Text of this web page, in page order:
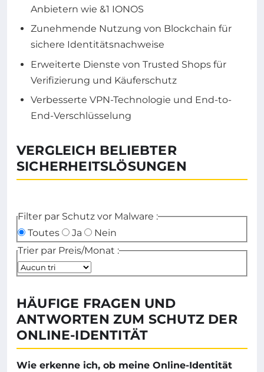
Anbietern wie &1 IONOS
Zunehmende Nutzung von Blockchain für
sichere Identitätsnachweise
Erweiterte Dienste von Trusted Shops für
Verifizierung und Käuferschutz
Verbesserte VPN-Technologie und End-to-
End-Verschlüsselung
VERGLEICH BELIEBTER
SICHERHEITSLÖSUNGEN
Filter par Schutz vor Malware :
Toutes
Ja
Nein
Trier par Preis/Monat :
HÄUFIGE FRAGEN UND
ANTWORTEN ZUM SCHUTZ DER
ONLINE-IDENTITÄT
Wie erkenne ich, ob meine Online-Identität